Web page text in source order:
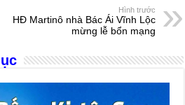
s
Hình trước
HĐ Martinô nhà Bác Ái Vĩnh Lộc
mừng lễ bổn mạng